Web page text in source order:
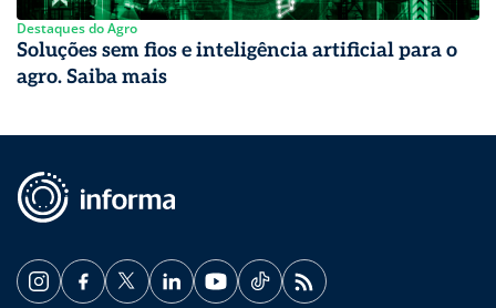
Destaques do Agro
Soluções sem fios e inteligência artificial para o
agro. Saiba mais